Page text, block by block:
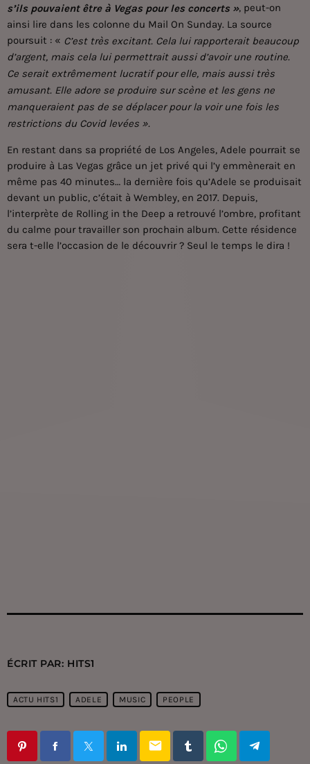
s’ils pouvaient être à Vegas pour les concerts », peut-on
ainsi lire dans les colonne du Mail On Sunday. La source
poursuit : « C’est très excitant. Cela lui rapporterait beaucoup
d’argent, mais cela lui permettrait aussi d’avoir une routine.
Ce serait extrêmement lucratif pour elle, mais aussi très
amusant. Elle adore se produire sur scène et les gens ne
manqueraient pas de se déplacer pour la voir une fois les
restrictions du Covid levées ».
En restant dans sa propriété de Los Angeles, Adele pourrait se
produire à Las Vegas grâce un jet privé qui l’y emmènerait en
même pas 40 minutes… la dernière fois qu’Adele se produisait
devant un public, c’était à Wembley, en 2017. Depuis,
l’interprète de Rolling in the Deep a retrouvé l’ombre, profitant
du calme pour travailler son prochain album. Cette résidence
sera t-elle l’occasion de le découvrir ? Seul le temps le dira !
ÉCRIT PAR: HITS1
ACTU HITS1 ADELE MUSIC PEOPLE
email